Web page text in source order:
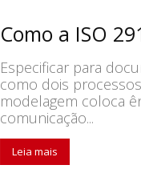
Como a ISO
Especificar para
como dois
modelagem coloca
comunicação...
Leia mais